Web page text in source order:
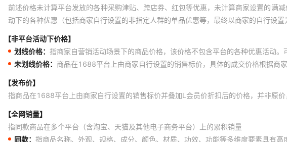
前述价格未计算平台发放的各种采购津贴、跨店券、红包等优惠，未计算商家设置的满
动下的各种优惠（包括商家自行设置的非指定人群的单品优惠等，最终以商家的自行设
【非平台活动下价格】
划线价格： 指商家自营销活动场景下的商品价格，该价格不包含平台的各种优惠活动
未划线价格： 商品在1688平台上由商家自行设置的销售标价，具体的成交价格根据商
【发布价】
指商品在1688平台上由商家自行设置的销售标价并叠加L会员价折扣后的价格，并非原价
【全网销量】
指同款商品在多个平台（含淘宝、天猫及其他电子商务平台）上的累积销量
同款： 指商品名称、外观、规格、成分、颜色、材质、功效、功能等多维度要素具有